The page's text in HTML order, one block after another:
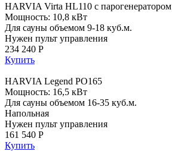
HARVIA Virta HL110 с парогенератором
Мощность: 10,8 кВт
Для сауны объемом 9-18 куб.м.
Нужен пульт управления
234 240 Р
Купить
HARVIA Legend PO165
Мощность: 16,5 кВт
Для сауны объемом 16-35 куб.м.
Напольная
Нужен пульт управления
161 540 Р
Купить